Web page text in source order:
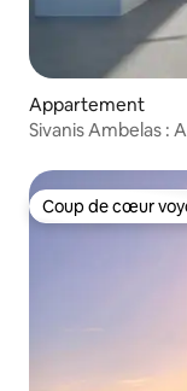
Appartement
Sivanis Ambelas :
Coup de cœur
Coup de cœur